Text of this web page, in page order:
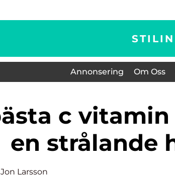
Annonsering Om Oss
en strålande
Jon Larsson